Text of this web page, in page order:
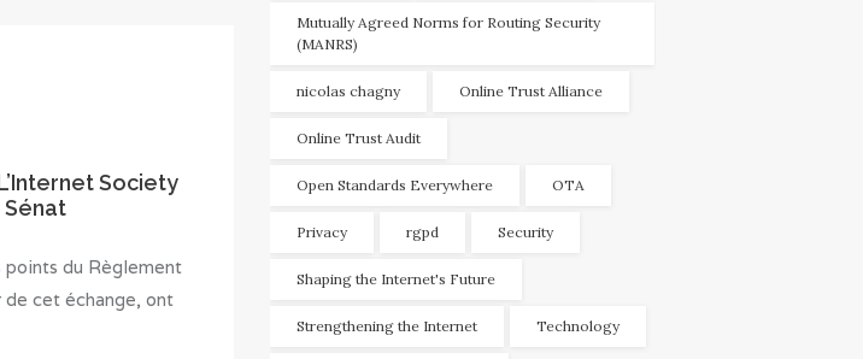
Society
Sénat
points du Règlement
cet échange, ont
Mutually Agreed Norms for Routing Security
(MANRS)
nicolas chagny Online Trust Alliance
Online Trust Audit
Open Standards Everywhere OTA
Privacy rgpd Security
Shaping the Internet's Future
Strengthening the Internet Technology